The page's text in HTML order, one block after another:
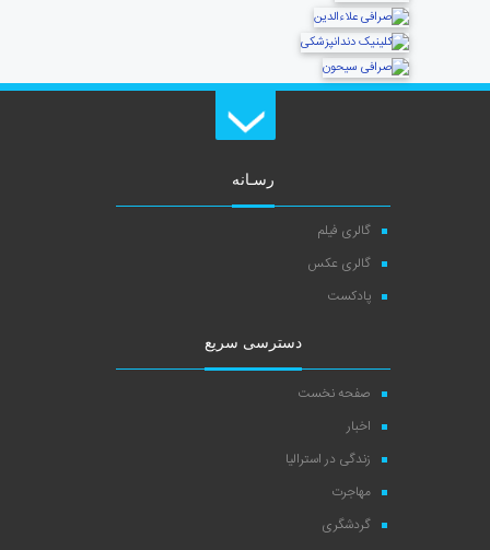
رسـانه
گالری فیلم
گالری عکس
پادکست
دسترسی سریع
صفحه نخست
اخبار
زندگی در استرالیا
مهاجرت
گردشگری